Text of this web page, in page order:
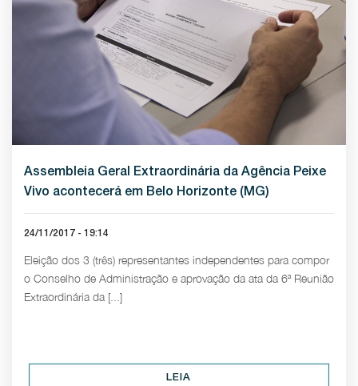
Assembleia Geral Extraordinária da Agência Peixe
Vivo acontecerá em Belo Horizonte (MG)
24/11/2017 - 19:14
Eleição dos 3 (três) representantes independentes para compor
o Conselho de Administração e aprovação da ata da 6ª Reunião
Extraordinária da [...]
LEIA